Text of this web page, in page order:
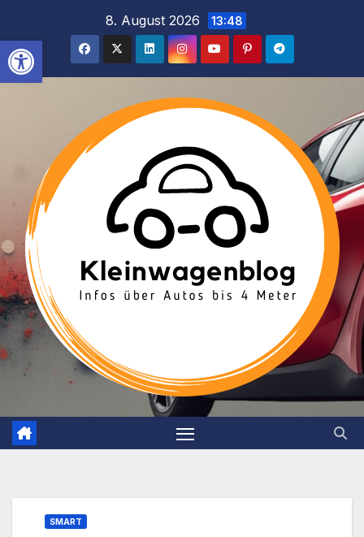
Werkzeugleiste öffnen
springen
8. August 2026 13:48
SMART